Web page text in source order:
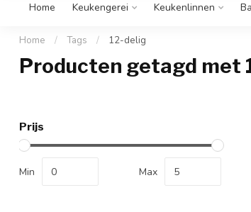
Home Keukengerei Keukenlinnen
Home / Tags / 12-delig
Producten getagd met
Prijs
Min Max